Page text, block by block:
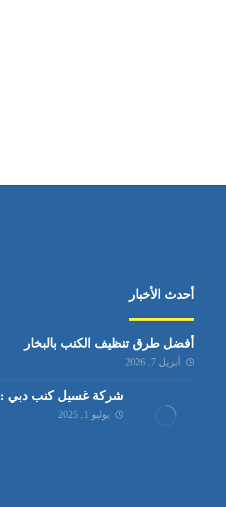
أحدث الأخبار
أفضل طرق تنظيف الكنب بالبخار
أبريل 7, 2026
شركة غسيل كنب دبي : 0551030483
يوليو 1, 2025